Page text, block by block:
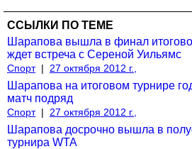
ССЫЛКИ ПО ТЕМЕ
Шарапова вышла в финал
ждет встреча с Сереной Уильямс
Спорт | 27 октября 2012 г.,
Шарапова на итоговом турнире
матч подряд
Спорт | 27 октября 2012 г.,
Шарапова досрочно вышла в
турнира WTA